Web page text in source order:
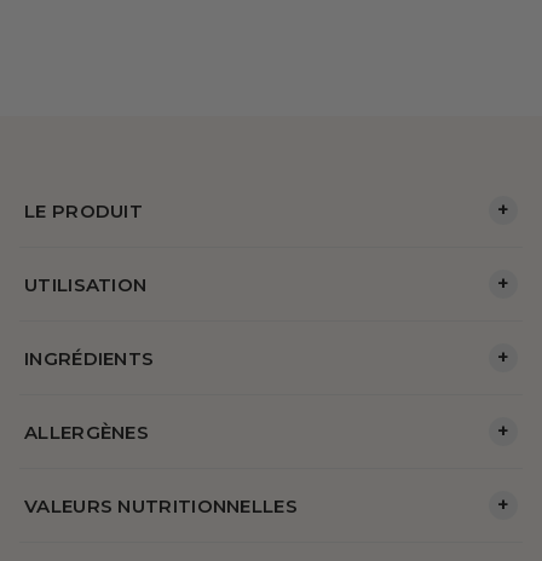
LE PRODUIT +
UTILISATION +
INGRÉDIENTS +
ALLERGÈNES +
VALEURS NUTRITIONNELLES +